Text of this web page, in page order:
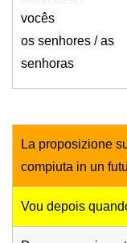
vocês
os senhores / as
senhoras
La proposizione
compiuta in un
Vou depois